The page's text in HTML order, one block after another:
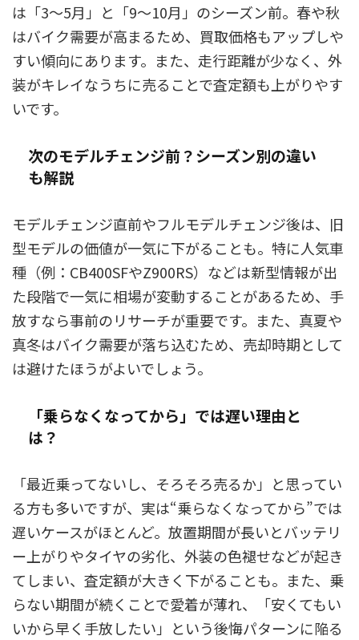
は「3〜5月」と「9〜10月」のシーズン前。春や秋
はバイク需要が高まるため、買取価格もアップしや
すい傾向にあります。また、走行距離が少なく、外
装がキレイなうちに売ることで査定額も上がりやす
いです。
次のモデルチェンジ前？シーズン別の違い
も解説
モデルチェンジ直前やフルモデルチェンジ後は、旧
型モデルの価値が一気に下がることも。特に人気車
種（例：CB400SFやZ900RS）などは新型情報が出
た段階で一気に相場が変動することがあるため、手
放すなら事前のリサーチが重要です。また、真夏や
真冬はバイク需要が落ち込むため、売却時期として
は避けたほうがよいでしょう。
「乗らなくなってから」では遅い理由と
は？
「最近乗ってないし、そろそろ売るか」と思ってい
る方も多いですが、実は“乗らなくなってから”では
遅いケースがほとんど。放置期間が長いとバッテリ
ー上がりやタイヤの劣化、外装の色褪せなどが起き
てしまい、査定額が大きく下がることも。また、乗
らない期間が続くことで愛着が薄れ、「安くてもい
いから早く手放したい」という後悔パターンに陥る